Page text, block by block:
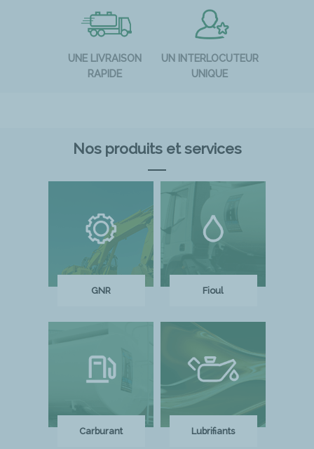
UNE LIVRAISON
RAPIDE
UN INTERLOCUTEUR
UNIQUE
Nos produits et services
GNR Fioul
Carburant Lubrifiants